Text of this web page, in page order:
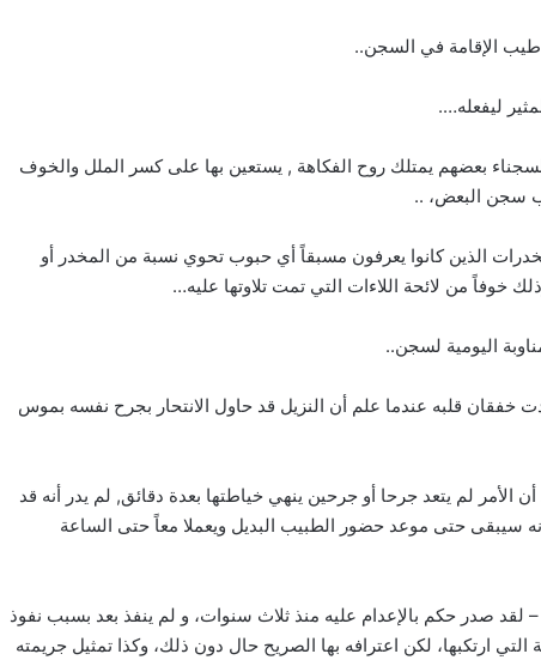
طيب الإقامة في السجن..
ليفعله….
بعضهم يمتلك روح الفكاهة , يستعين بها على كسر الملل والخوف
سجن البعض، ..
الذين كانوا يعرفون مسبقاً أي حبوب تحوي نسبة من المخدر أو
خوفاً من لائحة اللاءات التي تمت تلاوتها عليه…
اليومية لسجن..
خفقان قلبه عندما علم أن النزيل قد حاول الانتحار بجرح نفسه بموس
الأمر لم يتعد جرحا أو جرحين ينهي خياطتها بعدة دقائق, لم يدر أنه قد
أنه سيبقى حتى موعد حضور الطبيب البديل ويعملا معاً حتى الساعة
صدر حكم بالإعدام عليه منذ ثلاث سنوات، و لم ينفذ بعد بسبب نفوذ
ارتكبها، لكن اعترافه بها الصريح حال دون ذلك، وكذا تمثيل جريمته